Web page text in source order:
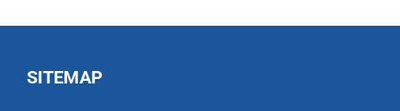
SITEMAP